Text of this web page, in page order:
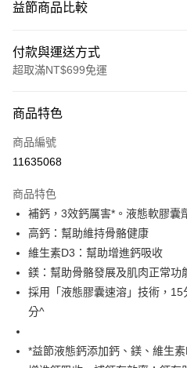
益節商品比較
付款與運送方式
超取滿NT$699免運
信用卡一次付款
超商取貨付款
Apple Pay
悠遊付
全盈+PAY
大哥付你分期
相關說明
【大哥付你分期使用說明】
1.本服務由台灣大哥大提供，台灣大哥
AFTEE先享後付
相關說明
商品特色
商品編號
11635068
商品特色
補鈣，3效鈣厲害*。液態軟膠囊
高鈣：幫助維持骨骼健康
維生素D3：幫助增進鈣吸收
鎂：幫助骨骼發展及肌肉正常功
採用「液態膠囊速溶」技術，
分^
*益節液態鈣添加鈣、鎂、維生